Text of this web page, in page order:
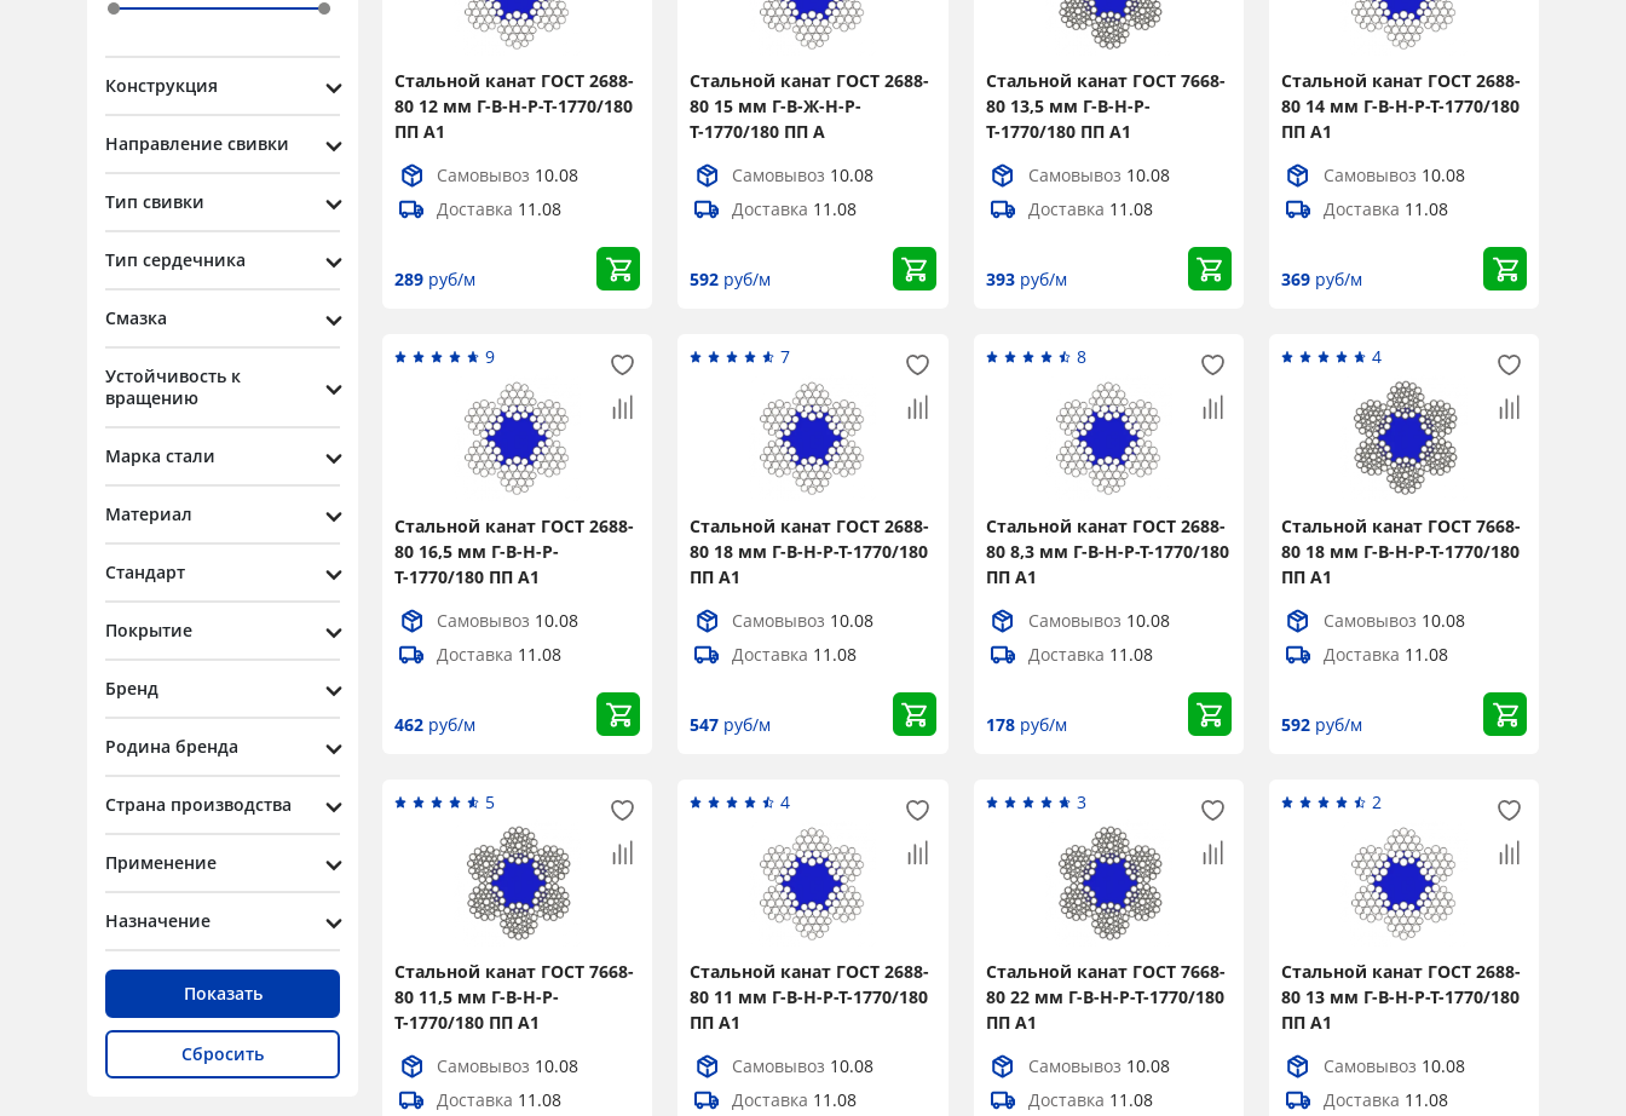
6,4
6,92
7,6
7,81
8,12
8,32
8,6
8,8
92
9,62
9,72
102
10,5
11,5
136
144
156
16,55
17,53
Конструкция
Направление свивки
Тип свивки
Тип сердечника
Смазка
Устойчивость к
вращению
Марка стали
Материал
Стандарт
Покрытие
Бренд
Родина бренда
Страна производства
Применение
Назначение
Показать
Сбросить
Стальной канат ГОСТ 2688-
80 12 мм Г-В-Н-Р-Т-1770/180
ПП А1
Самовывоз 10.08
Доставка 11.08
289 руб/м
Стальной канат ГОСТ 2688-
80 15 мм Г-В-Ж-Н-Р-
Т-1770/180 ПП А
Самовывоз 10.08
Доставка 11.08
592 руб/м
Стальной канат ГОСТ 7668-
80 13,5 мм Г-В-Н-Р-
Т-1770/180 ПП А1
Самовывоз 10.08
Доставка 11.08
393руб/м
Стальной канат ГОСТ 2688-
80 14 мм Г-В-Н-Р-Т-1770/180
ПП А1
Самовывоз 10.08
Доставка 11.08
369руб/м
9
Стальной канат ГОСТ 2688-
80 16,5 мм Г-В-Н-Р-
Т-1770/180 ПП А1
Самовывоз 10.08
Доставка 11.08
462 руб/м
7
Стальной канат ГОСТ 2688-
80 18 мм Г-В-Н-Р-Т-1770/180
ПП А1
Самовывоз 10.08
Доставка 11.08
547 руб/м
8
Стальной канат ГОСТ 2688-
80 8,3 мм Г-В-Н-Р-Т-1770/180
ПП А1
Самовывоз 10.08
Доставка 11.08
178руб/м
4
Стальной канат ГОСТ 7668-
80 18 мм Г-В-Н-Р-Т-1770/180
ПП А1
Самовывоз 10.08
Доставка 11.08
592руб/м
5
Стальной канат ГОСТ 7668-
80 11,5 мм Г-В-Н-Р-
Т-1770/180 ПП А1
Самовывоз 10.08
Доставка 11.08
4
Стальной канат ГОСТ 2688-
80 11 мм Г-В-Н-Р-Т-1770/180
ПП А1
Самовывоз 10.08
Доставка 11.08
3
Стальной канат ГОСТ 7668-
80 22 мм Г-В-Н-Р-Т-1770/180
ПП А1
Самовывоз 10.08
Доставка 11.08
2
Стальной канат ГОСТ 2688-
80 13 мм Г-В-Н-Р-Т-1770/180
ПП А1
Самовывоз 10.08
Доставка 11.08